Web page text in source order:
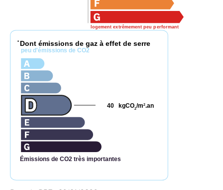
logement extrêmement peu performant
* Dont émissions de gaz à effet de serre
peu d'émissions de CO2
Émissions de CO2 très importantes
kgCO2/m2.an
40